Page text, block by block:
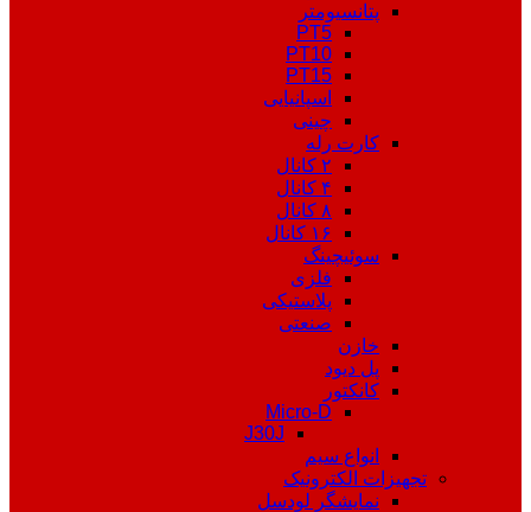
پتانسیومتر
PT5
PT10
PT15
اسپانیایی
چینی
کارت رله
۲ کانال
۴ کانال
۸ کانال
۱۶ کانال
سوئیچینگ
فلزی
پلاستیکی
صنعتی
خازن
پل دیود
کانکتور
Micro-D
J30J
انواع سیم
تجهیزات الکترونیک
نمایشگر لودسل